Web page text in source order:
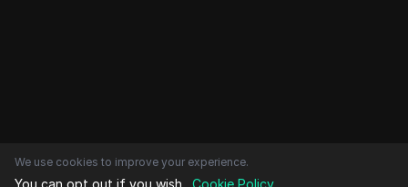
We use cookies to improve your experience.
You can opt out if you wish. Cookie Policy